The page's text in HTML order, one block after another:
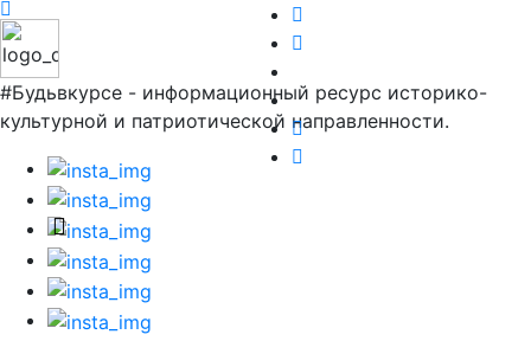
#Будьвкурсе - информационный ресурс историко-
культурной и патриотической направленности.